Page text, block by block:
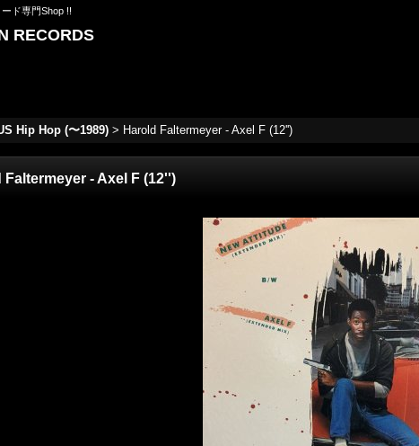
ド専門Shop !!
RECORDS
Hip Hop (〜1989) > Harold Faltermeyer - Axel F (12'')
Faltermeyer - Axel F (12'')